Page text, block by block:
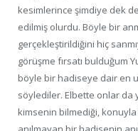
kesimlerince şimdiye dek
edilmiş olurdu. Böyle bir
gerçekleştirildiğini hiç
görüşme fırsatı bulduğum
böyle bir hadiseye dair en
söylediler. Elbette onlar da
kimsenin bilmediği,